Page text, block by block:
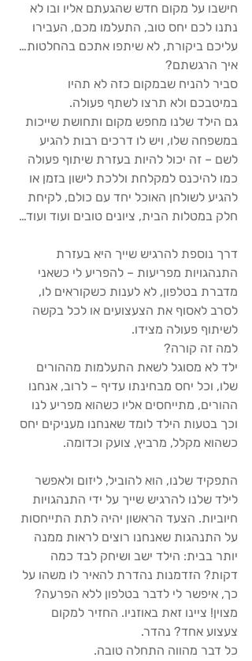
חישבו על מקום חדש שהגעתם אליו ובו לא
נתנו לכם יחס טוב, התעלמו מכם, העבירו
עליכם ביקורת, לא שיתפו אתכם בהחלטות…
איך הרגשתם?
סביר להניח שבמקום כזה לא תהיו
במיטבכם ולא תרצו לשתף פעולה.
גם הילד שלנו מחפש מקום ותחושת שייכות
במשפחה שלו, ויש לו דרכים רבות להגיע
לשם – זה יכול להיות בעזרת שיתוף פעולה
כמו להיכנס למקלחת וללכת לישון בזמן או
להגיע לשולחן האוכל יחד עם כולם, לקיחת
חלק במטלות הבית, ציונים טובים ועוד ועוד…
דרך נוספת להרגיש שייך היא בעזרת
התנהגויות מפריעות – להפריע לי כשאני
מדברת בטלפון, לא לענות כשקוראים לו,
לסרב לאסוף את הצעצועים או לכל בקשה
לשיתוף פעולה מצידו.
למה זה קורה?
ילד לא מסוגל לשאת התעלמות מההורים
שלו, וכל יחס מבחינתו עדיף – לרוב, אנחנו
ההורים, מתייחסים אליו כשהוא מפריע לנו
וכך בטעות הילד לומד שאנחנו מעניקים יחס
כשהוא מקלל, מרביץ, צועק וכדומה.
התפקיד שלנו, הוא להוביל, ליזום ולאפשר
לילד שלנו להרגיש שייך על ידי התנהגויות
חיוביות. הצעד הראשון יהיה לתת התייחסות
על התנהגות שאנחנו רוצים לראות ממנה
יותר בבית: הילד ישב ושיחק לבד כמה
דקות? הזדמנות נהדרת להאיר לו משהו על
כך, איפשר לי לדבר בטלפון ללא הפרעה?
מצוין! ציינו זאת באוזניו. החזיר למקום
צעצוע אחד? נהדר.
כל דבר מהווה התחלה טובה.